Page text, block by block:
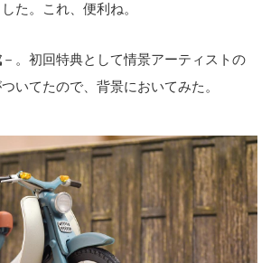
た。これ、便利ね。
－。初回特典として情景アーティストの
いてたので、背景においてみた。